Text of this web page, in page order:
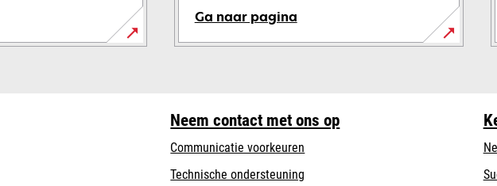
Ga naar pagina
Neem contact met ons op
Communicatie voorkeuren
Technische ondersteuning